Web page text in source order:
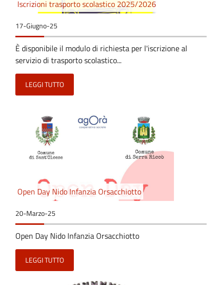
Iscrizioni trasporto scolastico 2025/2026
17-Giugno-25
È disponibile il modulo di richiesta per l'iscrizione al
servizio di trasporto scolastico...
LEGGI TUTTO
Open Day Nido Infanzia Orsacchiotto
20-Marzo-25
Open Day Nido Infanzia Orsacchiotto
LEGGI TUTTO